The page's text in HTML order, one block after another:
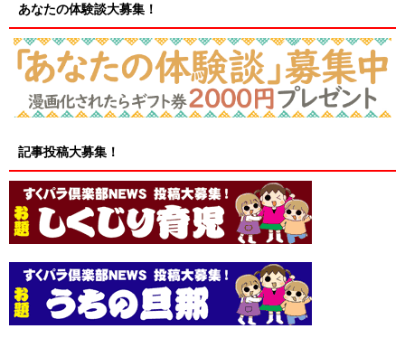
あなたの体験談大募集！
記事投稿大募集！